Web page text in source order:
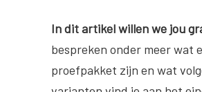
In dit artikel willen we jou
bespreken onder meer wat
proefpakket zijn en wat